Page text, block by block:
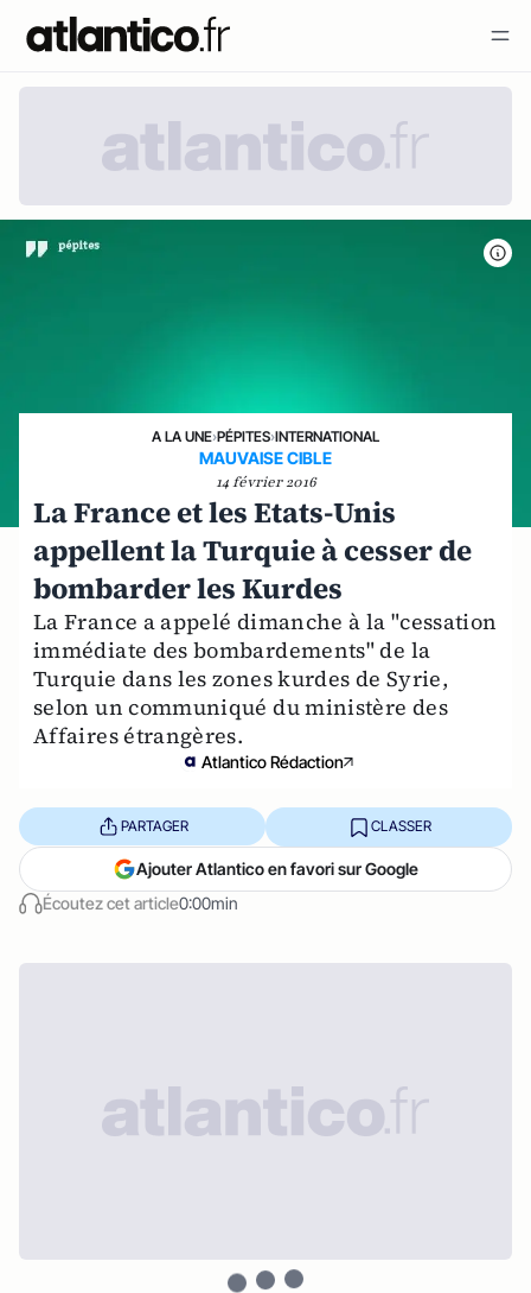
A LA UNE›PÉPITES›INTERNATIONAL
MAUVAISE CIBLE
14 février 2016
La France et les Etats-Unis
appellent la Turquie à cesser de
bombarder les Kurdes
La France a appelé dimanche à la "cessation
immédiate des bombardements" de la
Turquie dans les zones kurdes de Syrie,
selon un communiqué du ministère des
Affaires étrangères.
Atlantico Rédaction
Écoutez cet article0:00min
PARTAGER CLASSER
Ajouter Atlantico en favori sur Google